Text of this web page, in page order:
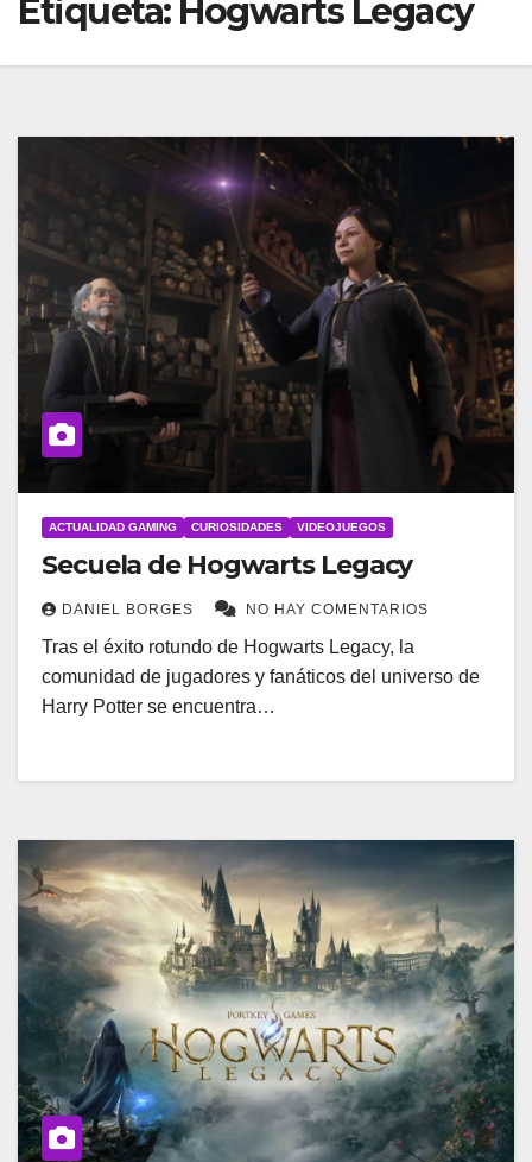
Etiqueta: Hogwarts Legacy
ACTUALIDAD GAMING CURIOSIDADES VIDEOJUEGOS
Secuela de Hogwarts Legacy
DANIEL BORGES NO HAY COMENTARIOS
Tras el éxito rotundo de Hogwarts Legacy, la
comunidad de jugadores y fanáticos del universo de
Harry Potter se encuentra…